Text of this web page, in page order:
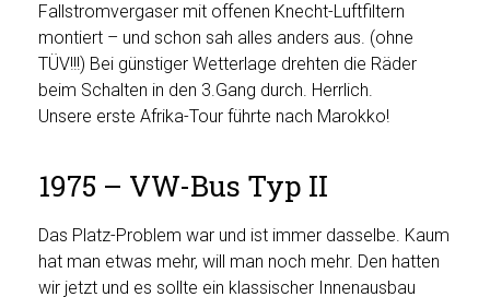
Fallstromvergaser mit offenen Knecht-Luftfiltern
montiert – und schon sah alles anders aus. (ohne
TÜV!!!) Bei günstiger Wetterlage drehten die Räder
beim Schalten in den 3.Gang durch. Herrlich.
Unsere erste Afrika-Tour führte nach Marokko!
1975 – VW-Bus Typ II
Das Platz-Problem war und ist immer dasselbe. Kaum
hat man etwas mehr, will man noch mehr. Den hatten
wir jetzt und es sollte ein klassischer Innenausbau